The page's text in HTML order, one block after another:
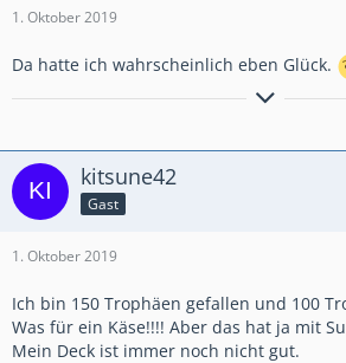
1. Oktober 2019
Da hatte ich wahrscheinlich eben Glück.
٩(●̮̮̃•̃)۶Til árs ok friðar– all jenen, die
✧ -----⪻ ✌ 𝔾𝔼ℝ𝕄𝔸ℕ𝔼ℕℍ𝔼ℝℤ
kitsune42
Gast
1. Oktober 2019
Ich bin 150 Trophäen gefallen und 100
Was für ein Käse!!!! Aber das hat ja mit
Mein Deck ist immer noch nicht gut.